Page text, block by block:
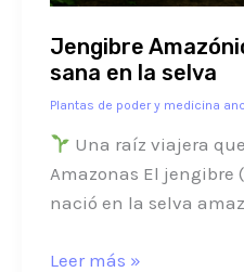
Jengibre
sana en la selva
Plantas de poder y medicina
Una raíz viajera
Amazonas El jengibre
nació en la selva
Leer más »